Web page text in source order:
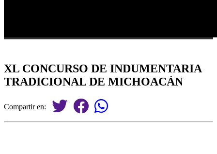
XL CONCURSO DE INDUMENTARIA
TRADICIONAL DE MICHOACÁN
Compartir en: